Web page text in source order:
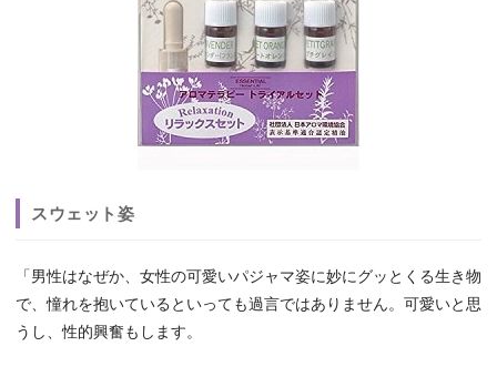
スウェット姿
「男性はなぜか、女性の可愛いパジャマ姿に妙にグッとくる生き物
で、憧れを抱いているといっても過言ではありません。可愛いと思
うし、性的興奮もします。